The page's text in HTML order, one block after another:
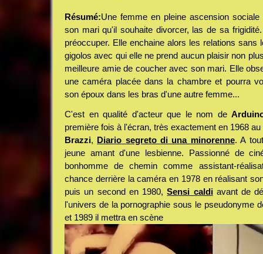
Résumé:Une femme en pleine ascension
son mari qu'il souhaite divorcer, las de sa
préoccuper. Elle enchaine alors les relations sans
gigolos avec qui elle ne prend aucun plaisir non
meilleure amie de coucher avec son mari. Elle
une caméra placée dans la chambre et pourra
son époux dans les bras d'une autre femme...
C'est en qualité d'acteur que le nom de
première fois à l'écran, très exactement en 1968
Brazzi, Diario segreto di una minorenne. A
jeune amant d'une lesbienne. Passionné de
bonhomme de chemin comme assistant-
chance derrière la caméra en 1978 en réalisant
puis un second en 1980,Sensi caldiavant de
l'univers de la pornographie sous le pseudonyme
et 1989 il mettra en scène